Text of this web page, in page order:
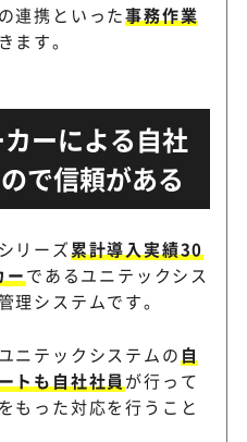
連携といった事務作業
ます。
ーによる自社
で信頼がある
リーズ累計導入実績30
ーであるユニテックシス
理システムです。
ニテックシステムの 自
トも自社社員 が行って
もった対応を行うこと